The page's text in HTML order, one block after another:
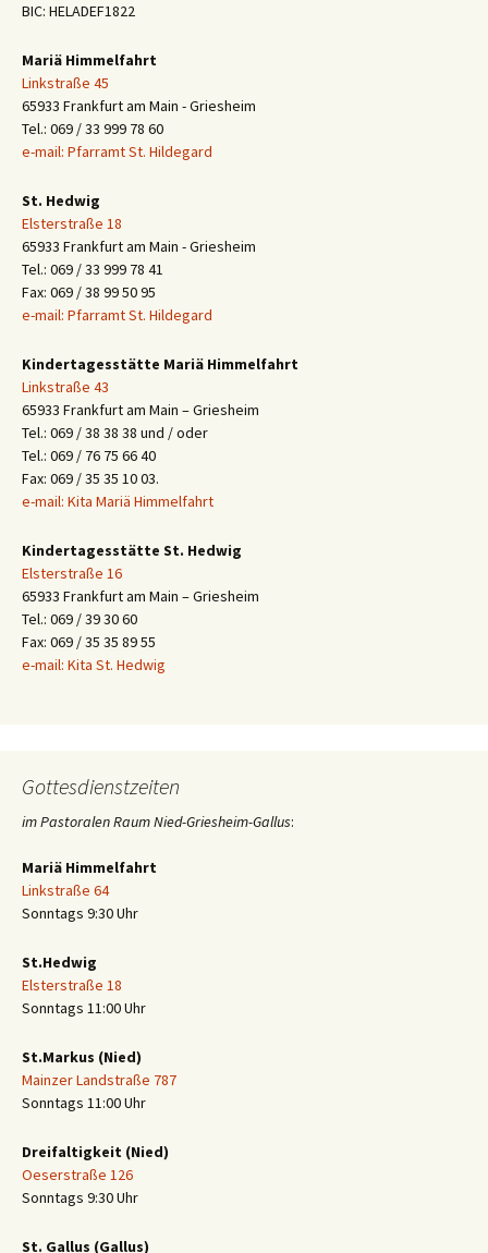
BIC: HELADEF1822
Mariä Himmelfahrt
Linkstraße 45
65933 Frankfurt am Main - Griesheim
Tel.: 069 / 33 999 78 60
e-mail: Pfarramt St. Hildegard
St. Hedwig
Elsterstraße 18
65933 Frankfurt am Main - Griesheim
Tel.: 069 / 33 999 78 41
Fax: 069 / 38 99 50 95
e-mail: Pfarramt St. Hildegard
Kindertagesstätte Mariä Himmelfahrt
Linkstraße 43
65933 Frankfurt am Main – Griesheim
Tel.: 069 / 38 38 38 und / oder
Tel.: 069 / 76 75 66 40
Fax: 069 / 35 35 10 03.
e-mail: Kita Mariä Himmelfahrt
Kindertagesstätte St. Hedwig
Elsterstraße 16
65933 Frankfurt am Main – Griesheim
Tel.: 069 / 39 30 60
Fax: 069 / 35 35 89 55
e-mail: Kita St. Hedwig
Gottesdienstzeiten
im Pastoralen Raum Nied-Griesheim-Gallus:
Mariä Himmelfahrt
Linkstraße 64
Sonntags 9:30 Uhr
St.Hedwig
Elsterstraße 18
Sonntags 11:00 Uhr
St.Markus (Nied)
Mainzer Landstraße 787
Sonntags 11:00 Uhr
Dreifaltigkeit (Nied)
Oeserstraße 126
Sonntags 9:30 Uhr
St. Gallus (Gallus)